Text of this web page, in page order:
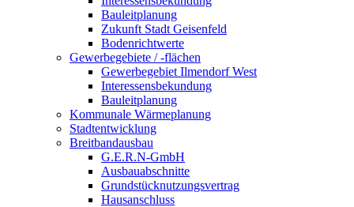
Bauleitplanung
Zukunft Stadt Geisenfeld
Bodenrichtwerte
Gewerbegebiete / -flächen
Gewerbegebiet Ilmendorf West
Interessensbekundung
Bauleitplanung
Kommunale Wärmeplanung
Stadtentwicklung
Breitbandausbau
G.E.R.N-GmbH
Ausbauabschnitte
Grundstücknutzungsvertrag
Hausanschluss